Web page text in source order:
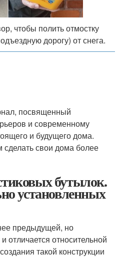
чтобы полить отмостку
дорогу) от снега.
посвященный
и современному
и будущего дома.
свои дома более
бутылок.
установленных
предыдущей, но
отличается относительной
такой конструкции